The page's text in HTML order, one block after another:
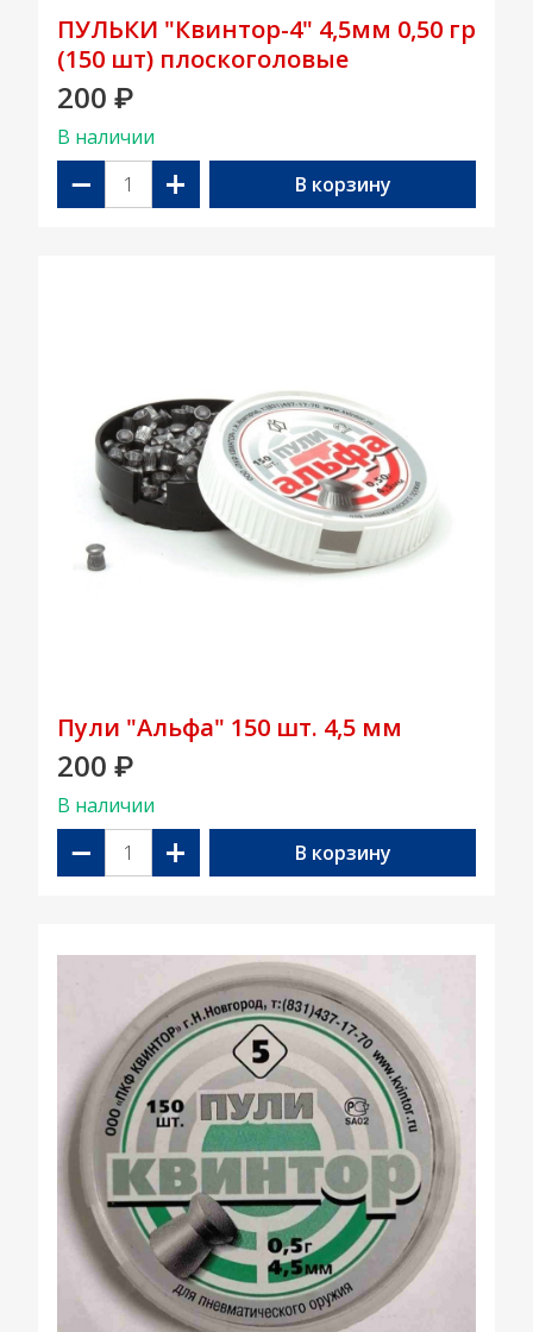
ПУЛЬКИ "Квинтор-4" 4,5мм 0,50 гр
(150 шт) плоскоголовые
200 ₽
В наличии
− + В корзину
Пули "Альфа" 150 шт. 4,5 мм
200 ₽
В наличии
− + В корзину